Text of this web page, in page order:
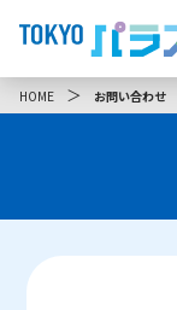
HOME ＞ お問い合わせ